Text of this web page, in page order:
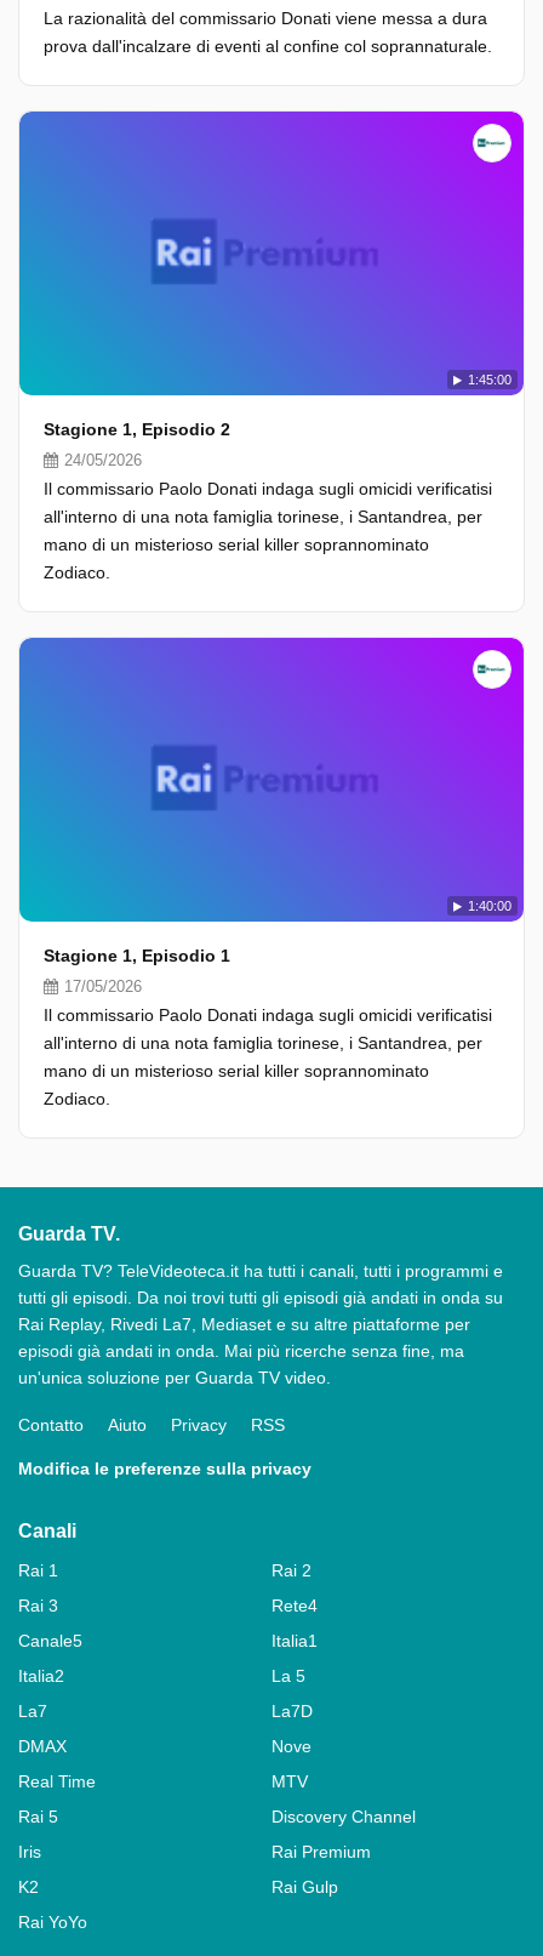
La razionalità del commissario Donati viene messa a dura
prova dall'incalzare di eventi al confine col soprannaturale.
1:45:00
Stagione 1, Episodio 2
24/05/2026
Il commissario Paolo Donati indaga sugli omicidi verificatisi
all'interno di una nota famiglia torinese, i Santandrea, per
mano di un misterioso serial killer soprannominato
Zodiaco.
1:40:00
Stagione 1, Episodio 1
17/05/2026
Il commissario Paolo Donati indaga sugli omicidi verificatisi
all'interno di una nota famiglia torinese, i Santandrea, per
mano di un misterioso serial killer soprannominato
Zodiaco.
Guarda TV.
Guarda TV? TeleVideoteca.it ha tutti i canali, tutti i programmi e
tutti gli episodi. Da noi trovi tutti gli episodi già andati in onda su
Rai Replay, Rivedi La7, Mediaset e su altre piattaforme per
episodi già andati in onda. Mai più ricerche senza fine, ma
un'unica soluzione per Guarda TV video.
Contatto Aiuto Privacy RSS
Modifica le preferenze sulla privacy
Canali
Rai 1
Rai 2
Rai 3
Rete4
Canale5
Italia1
Italia2
La 5
La7
La7D
DMAX
Nove
Real Time
MTV
Rai 5
Discovery Channel
Iris
Rai Premium
K2
Rai Gulp
Rai YoYo